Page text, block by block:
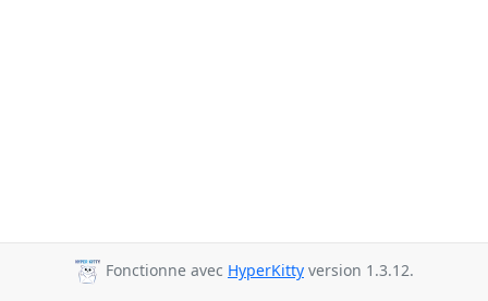
Fonctionne avec HyperKitty version 1.3.12.